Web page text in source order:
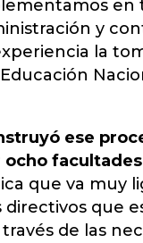
en
y
la
ese
ocho
que va muy
que
de las